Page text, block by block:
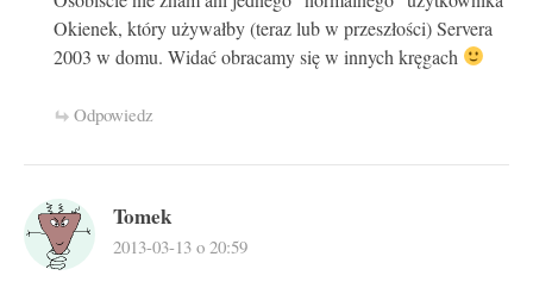
Okienek, który używałby (teraz lub w przeszłości) Servera
2003 w domu. Widać obracamy się w innych kręgach
Odpowiedz
Tomek
2013-03-13 o 20:59